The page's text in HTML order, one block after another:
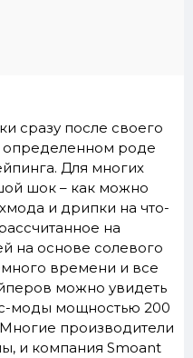
сразу после своего
определенном роде
Для многих
шок – как можно
и дрипки на что-
на
на основе солевого
времени и все
можно увидеть
моды мощностью 200
производители
и компания Smoant